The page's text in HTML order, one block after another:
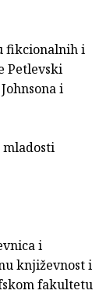
fikcionalnih i
Petlevski
i
i
književnost i
fakultetu